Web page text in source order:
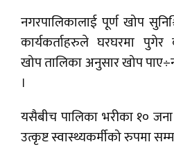
नगरपालिकालाई पूर्ण खोप
कार्यकर्ताहरुले घरघरमा पुगेर
खोप तालिका अनुसार खोप
।
यसैबीच पालिका भरीका १०
उत्कृष्ट स्वास्थ्यकर्मीको रुपमा